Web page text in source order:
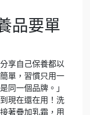
品要單
享自己保養都以
單，習慣只用一
同一個品牌。」
現在還在用！洗
著疊加乳霜，用